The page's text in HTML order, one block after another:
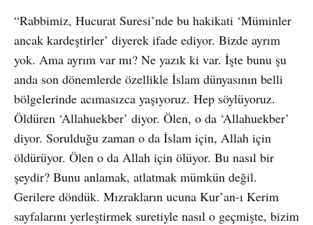
“Rabbimiz, Hucurat Suresi’nde bu hakikati ‘Müminler
ancak kardeştirler’ diyerek ifade ediyor. Bizde ayrım
yok. Ama ayrım var mı? Ne yazık ki var. İşte bunu şu
anda son dönemlerde özellikle İslam dünyasının belli
bölgelerinde acımasızca yaşıyoruz. Hep söylüyoruz.
Öldüren ‘Allahuekber’ diyor. Ölen, o da ‘Allahuekber’
diyor. Sorulduğu zaman o da İslam için, Allah için
öldürüyor. Ölen o da Allah için ölüyor. Bu nasıl bir
şeydir? Bunu anlamak, atlatmak mümkün değil.
Gerilere döndük. Mızrakların ucuna Kur’an-ı Kerim
sayfalarını yerleştirmek suretiyle nasıl o geçmişte, bizim